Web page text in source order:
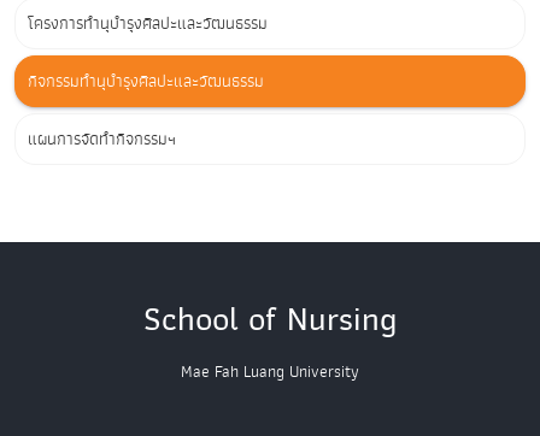
โครงการทำนุบำรุงศิลปะและวัฒนธรรม
กิจกรรมทำนุบำรุงศิลปะและวัฒนธรรม
แผนการจัดทำกิจกรรมฯ
School of Nursing
Mae Fah Luang University